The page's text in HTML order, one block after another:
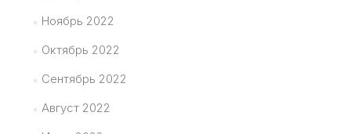
Ноябрь 2022
Октябрь 2022
Сентябрь 2022
Август 2022